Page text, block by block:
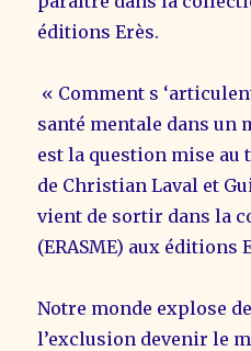
éditions Erès.
« Comment s
santé mentale dans un
est la question mise au
de Christian Laval et
vient de sortir dans la
(ERASME) aux éditions
Notre monde explose
l’exclusion devenir le